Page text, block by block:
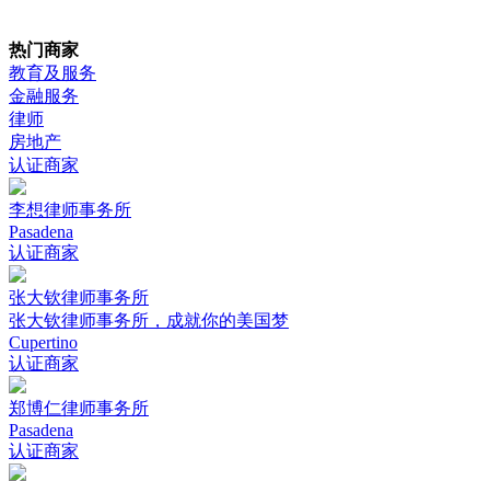
热门商家
教育及服务
金融服务
律师
房地产
认证商家
李想律师事务所
Pasadena
认证商家
张大钦律师事务所
张大钦律师事务所，成就你的美国梦
Cupertino
认证商家
郑博仁律师事务所
Pasadena
认证商家